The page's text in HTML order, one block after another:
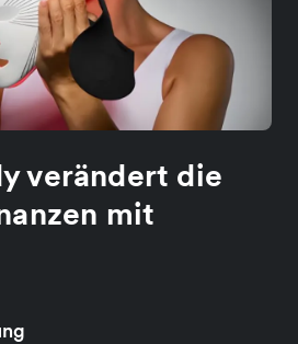
verändert die
mit